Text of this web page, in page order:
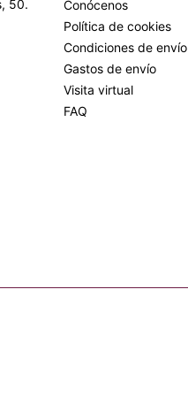
50.
Conócenos
Política de cookies
Condiciones de envío
Gastos de envío
Visita virtual
FAQ